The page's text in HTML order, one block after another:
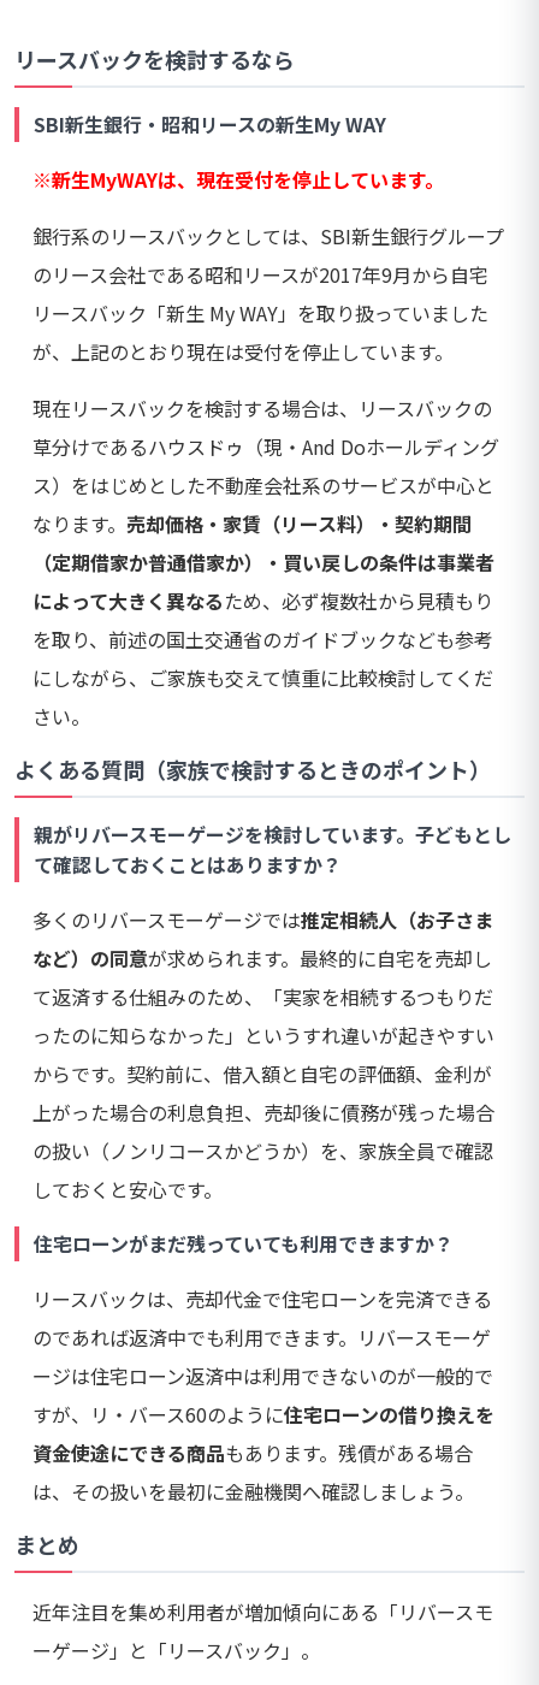
リースバックを検討するなら
SBI新生銀行・昭和リースの新生My WAY
※新生MyWAYは、現在受付を停止しています。
銀行系のリースバックとしては、SBI新生銀行グループ
のリース会社である昭和リースが2017年9月から自宅
リースバック「新生 My WAY」を取り扱っていました
が、上記のとおり現在は受付を停止しています。
現在リースバックを検討する場合は、リースバックの
草分けであるハウスドゥ（現・And Doホールディング
ス）をはじめとした不動産会社系のサービスが中心と
なります。 売却価格・家賃（リース料）・契約期間
（定期借家か普通借家か）・買い戻しの条件は事業者
によって大きく異なるため、必ず複数社から見積もり
を取り、前述の国土交通省のガイドブックなども参考
にしながら、ご家族も交えて慎重に比較検討してくだ
さい。
よくある質問（家族で検討するときのポイント）
親がリバースモーゲージを検討しています。子どもとし
て確認しておくことはありますか？
多くのリバースモーゲージでは推定相続人（お子さま
など）の同意が求められます。最終的に自宅を売却し
て返済する仕組みのため、「実家を相続するつもりだ
ったのに知らなかった」というすれ違いが起きやすい
からです。契約前に、借入額と自宅の評価額、金利が
上がった場合の利息負担、売却後に債務が残った場合
の扱い（ノンリコースかどうか）を、家族全員で確認
しておくと安心です。
住宅ローンがまだ残っていても利用できますか？
リースバックは、売却代金で住宅ローンを完済できる
のであれば返済中でも利用できます。リバースモーゲ
ージは住宅ローン返済中は利用できないのが一般的で
すが、リ・バース60のように住宅ローンの借り換えを
資金使途にできる商品もあります。残債がある場合
は、その扱いを最初に金融機関へ確認しましょう。
まとめ
近年注目を集め利用者が増加傾向にある「リバースモ
ーゲージ」と「リースバック」。